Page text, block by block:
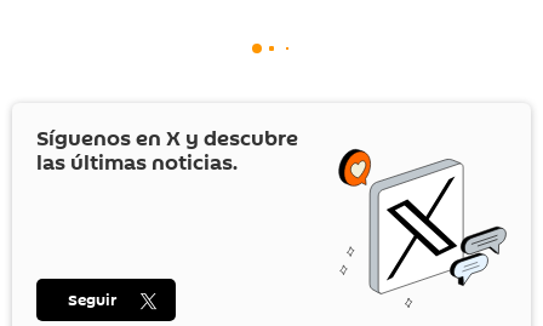
Síguenos en X y descubre
las últimas noticias.
Seguir